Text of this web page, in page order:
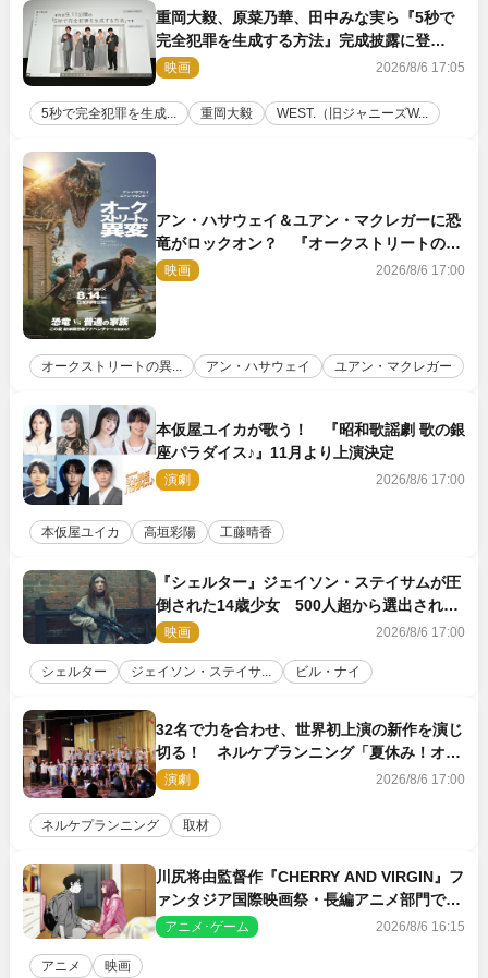
重岡大毅、原菜乃華、田中みな実ら『5秒で
完全犯罪を生成する方法』完成披露に登
壇！ それぞれのAI活用術も発表
映画 2026/8/6 17:05
5秒で完全犯罪を生成... 重岡大毅 WEST.（旧ジャニーズW...
アン・ハサウェイ＆ユアン・マクレガーに恐
竜がロックオン？ 『オークストリートの異
変』新ビジュアル＆本編映像初解禁
映画 2026/8/6 17:00
オークストリートの異... アン・ハサウェイ ユアン・マクレガー
本仮屋ユイカが歌う！ 『昭和歌謡劇 歌の銀
座パラダイス♪』11月より上演決定
演劇 2026/8/6 17:00
本仮屋ユイカ 高垣彩陽 工藤晴香
『シェルター』ジェイソン・ステイサムが圧
倒された14歳少女 500人超から選出された
新鋭ボディ・レイ・ブレスナックとは
映画 2026/8/6 17:00
シェルター ジェイソン・ステイサ... ビル・ナイ
32名で力を合わせ、世界初上演の新作を演じ
切る！ ネルケプランニング「夏休み！オ
ン・ワークショップ2026」レポート【最終
日】
演劇 2026/8/6 17:00
ネルケプランニング 取材
川尻将由監督作『CHERRY AND VIRGIN』フ
ァンタジア国際映画祭・長編アニメ部門で観
客賞・金賞受賞！
アニメ･ゲーム 2026/8/6 16:15
アニメ 映画